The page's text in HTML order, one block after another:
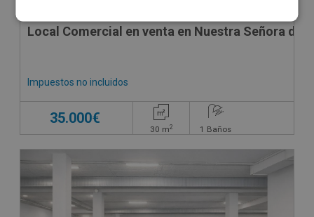
Local Comercial en venta en Nuestra Señora de
Impuestos no incluidos
35.000€
30 m2 1 Baños